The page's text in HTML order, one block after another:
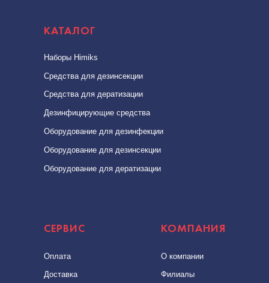
Наборы Himiks
Средства для дезинсекции
Средства для дератизации
Дезинфицирующие средства
О компании
Оплата
Филиалы
Оборудование для дезинфекции
Доставка
КОМПАНИЯ
СЕРВИС
КАТАЛОГ
Оборудование для дезинcекции
Оборудование для дератизации